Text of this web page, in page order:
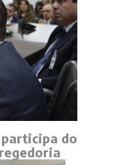
participa do